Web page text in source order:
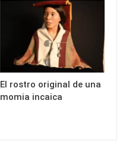
El rostro original de una
momia incaica